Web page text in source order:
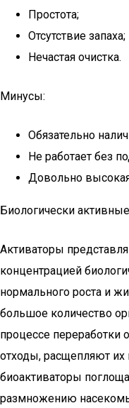
Простота;
Отсутствие запаха;
Нечастая очистка.
Минусы:
Обязательно
Не работает без
Довольно
Биологически
Активаторы
концентрацией
нормального роста и
большое количество
процессе
отходы, расщепляют их
биоактиваторы
размножению